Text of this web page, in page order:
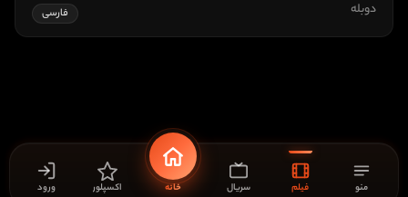
دوبله فارسی
منو فیلم سریال خانه اکسپلور ورود